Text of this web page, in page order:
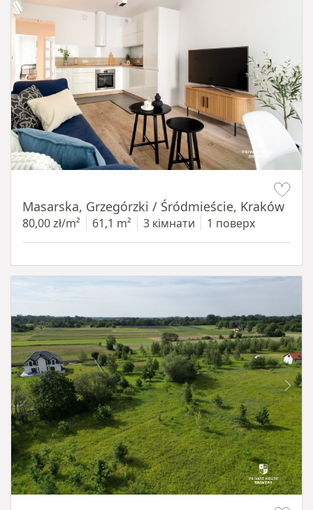
Masarska, Grzegórzki / Śródmieście, Kraków
80,00 zł/m² 61,1 m² 3 кімнати 1 поверх